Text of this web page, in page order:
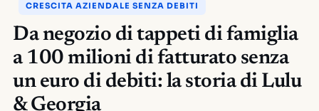
CRESCITA AZIENDALE SENZA DEBITI
Da negozio di tappeti di famiglia
a 100 milioni di fatturato senza
un euro di debiti: la storia di Lulu
& Georgia